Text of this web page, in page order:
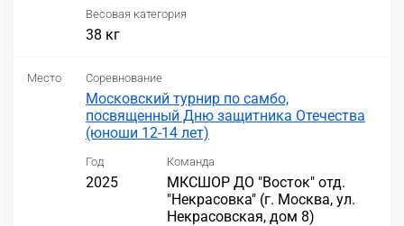
Весовая категория
38 кг
Место Соревнование
Московский турнир по самбо,
посвященный Дню защитника Отечества
(юноши 12-14 лет)
Год
2025
Команда
МКСШОР ДО "Восток" отд.
"Некрасовка" (г. Москва, ул.
Некрасовская, дом 8)